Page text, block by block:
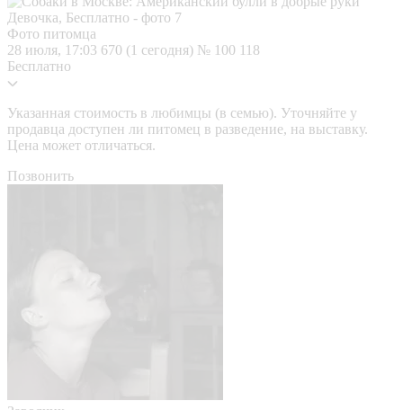
Фото питомца
28 июля, 17:03 670 (1 сегодня) № 100 118
Бесплатно
Указанная стоимость в любимцы (в семью). Уточняйте у
продавца доступен ли питомец в разведение, на выставку.
Цена может отличаться.
Позвонить